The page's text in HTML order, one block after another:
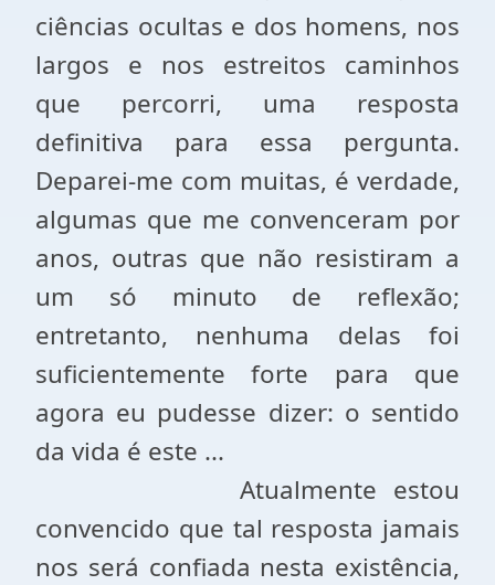
ciências ocultas e dos homens, nos
largos e nos estreitos caminhos
que percorri, uma resposta
definitiva para essa pergunta.
Deparei-me com muitas, é verdade,
algumas que me convenceram por
anos, outras que não resistiram a
um só minuto de reflexão;
entretanto, nenhuma delas foi
suficientemente forte para que
agora eu pudesse dizer: o sentido
da vida é este ...
Atualmente estou
convencido que tal resposta jamais
nos será confiada nesta existência,